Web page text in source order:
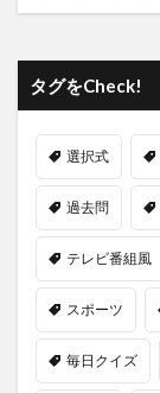
タグをCheck!
選択式
過去問
テレビ番組風
スポーツ
毎日クイズ